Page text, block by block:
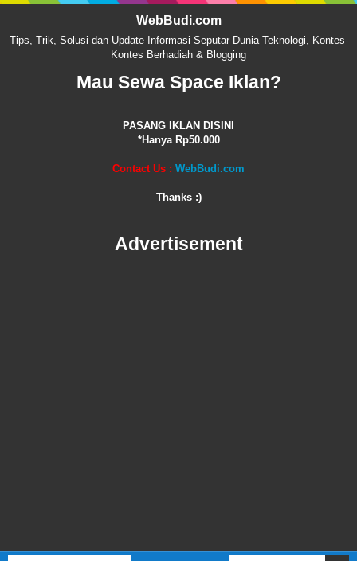
WebBudi.com
Tips, Trik, Solusi dan Update Informasi Seputar Dunia Teknologi, Kontes-
Kontes Berhadiah & Blogging
Mau Sewa Space Iklan?
PASANG IKLAN DISINI
*Hanya Rp50.000
Contact Us : WebBudi.com
Thanks :)
Advertisement